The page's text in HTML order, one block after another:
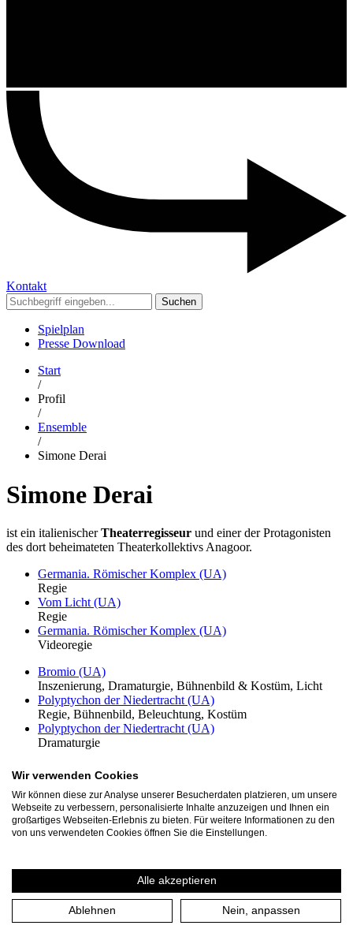
Kontakt
Suchen
Spielplan
Presse Download
Start
/
Profil
/
Ensemble
/
Simone Derai
Simone Derai
ist ein italienischerTheaterregisseur und einer der Protagonisten
des dort beheimateten Theaterkollektivs Anagoor.
Germania. Römischer Komplex (UA)
Regie
Vom Licht (UA)
Regie
Germania. Römischer Komplex (UA)
Videoregie
Bromio (UA)
Inszenierung, Dramaturgie, Bühnenbild & Kostüm, Licht
Polyptychon der Niedertracht (UA)
Regie, Bühnenbild, Beleuchtung, Kostüm
Polyptychon der Niedertracht (UA)
Dramaturgie
Polyptychon der Niedertracht (UA)
Video
Wie Küsse, wie Schnee. Die Zukunft vorbereiten. (UA)
Inszenierung, Dramaturgie, Bühnenbild, Kostümdesign,
Lichtdesign
Regie
Regie
Germania. Römischer Komplex (UA)
Videoregie
Wir verwenden Cookies
Wir können diese zur Analyse unserer Besucherdaten platzieren, um unsere
Webseite zu verbessern, personalisierte Inhalte anzuzeigen und Ihnen ein
großartiges Webseiten-Erlebnis zu bieten. Für weitere Informationen zu den
von uns verwendeten Cookies öffnen Sie die Einstellungen.
Alle akzeptieren
Ablehnen Nein, anpassen